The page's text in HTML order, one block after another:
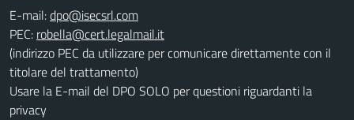
E-mail:
PEC:
(indirizzo PEC da utilizzare per comunicare direttamente con il
titolare del trattamento)
Usare la E-mail del DPO SOLO per questioni riguardanti la
privacy